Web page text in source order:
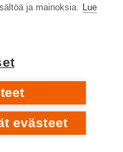
– raitis
myrkkyä
ja mainoksia. Lue
evästeet